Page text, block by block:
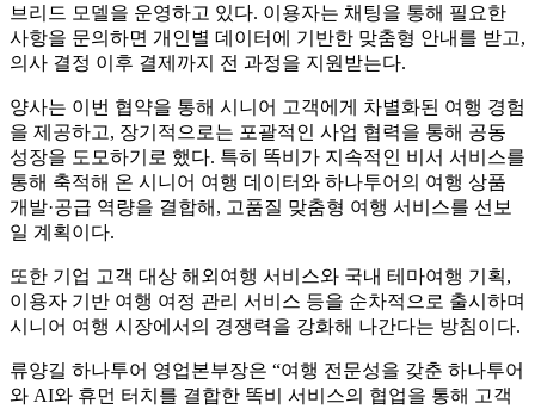
브리드 모델을 운영하고 있다. 이용자는 채팅을 통해 필요한
사항을 문의하면 개인별 데이터에 기반한 맞춤형 안내를 받고,
의사 결정 이후 결제까지 전 과정을 지원받는다.
양사는 이번 협약을 통해 시니어 고객에게 차별화된 여행 경험
을 제공하고, 장기적으로는 포괄적인 사업 협력을 통해 공동
성장을 도모하기로 했다. 특히 똑비가 지속적인 비서 서비스를
통해 축적해 온 시니어 여행 데이터와 하나투어의 여행 상품
개발·공급 역량을 결합해, 고품질 맞춤형 여행 서비스를 선보
일 계획이다.
또한 기업 고객 대상 해외여행 서비스와 국내 테마여행 기획,
이용자 기반 여행 여정 관리 서비스 등을 순차적으로 출시하며
시니어 여행 시장에서의 경쟁력을 강화해 나간다는 방침이다.
류양길 하나투어 영업본부장은 “여행 전문성을 갖춘 하나투어
와 AI와 휴먼 터치를 결합한 똑비 서비스의 협업을 통해 고객